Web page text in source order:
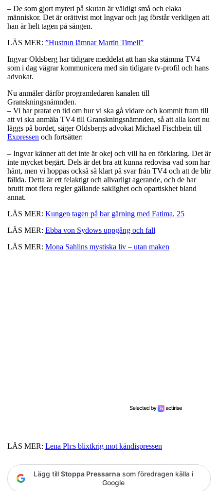
– De som gjort myteri på skutan är väldigt små och elaka
människor. Det är orättvist mot Ingvar och jag förstår verkligen att
han är helt tagen på sängen.
LÄS MER: ”Hustrun lämnar Martin Timell”
Ingvar Oldsberg har tidigare meddelat att han ska stämma TV4
som i dag vägrar kommunicera med sin tidigare tv-profil och hans
advokat.
Nu anmäler därför programledaren kanalen till
Granskningsnämnden.
– Vi har pratat en tid om hur vi ska gå vidare och kommit fram till
att vi ska anmäla TV4 till Granskningsnämnden, så att alla kort nu
läggs på bordet, säger Oldsbergs advokat Michael Fischbein till
Expressen och fortsätter:
– Ingvar känner att det inte är okej och vill ha en förklaring. Det är
inte mycket begärt. Dels är det bra att kunna redovisa vad som har
hänt, men vi hoppas också så klart på svar från TV4 och att de blir
fällda. Detta är ett felaktigt och allvarligt agerande, och de har
brutit mot flera regler gällande saklighet och opartiskhet bland
annat.
LÄS MER: Kungen tagen på bar gärning med Fatima, 25
LÄS MER: Ebba von Sydows uppgång och fall
LÄS MER: Mona Sahlins mystiska liv – utan maken
LÄS MER: Lena Ph:s blixtkrig mot kändispressen
Lägg till Stoppa Pressarna som föredragen källa i
Google